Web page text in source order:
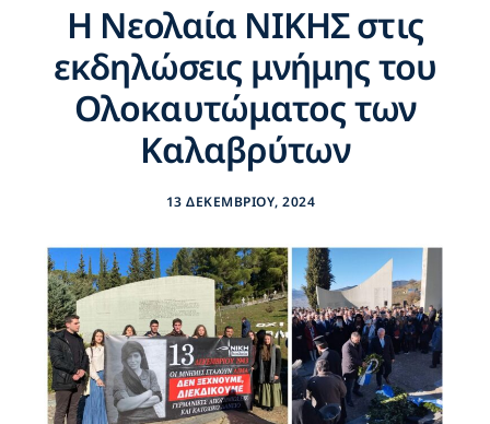
Επικοινωνία
Η Νεολαία ΝΙΚΗΣ στις
εκδηλώσεις μνήμης του
Ολοκαυτώματος των
Καλαβρύτων
13 ΔΕΚΕΜΒΡΊΟΥ, 2024